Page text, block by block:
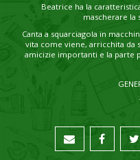
Beatrice ha la
mascherare la
Canta a squarciagola in
vita come viene, arricchita da
amicizie importanti e la parte